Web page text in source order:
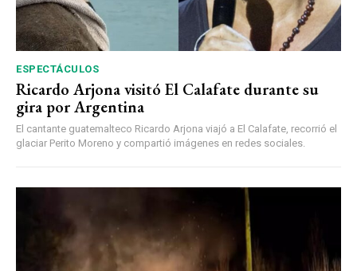
ESPECTÁCULOS
Ricardo Arjona visitó El Calafate durante su
gira por Argentina
El cantante guatemalteco Ricardo Arjona viajó a El Calafate, recorrió el
glaciar Perito Moreno y compartió imágenes en redes sociales.